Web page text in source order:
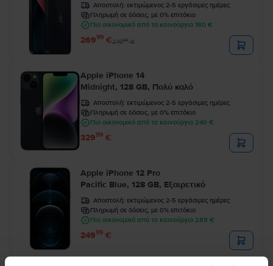
Αποστολή: εκτιμώμενος 2-5 εργάσιμες ημέρες
Πληρωμή σε δόσεις, με 0% επιτόκιο
Πιο οικονομικό από το καινούργιο 180 €
26999 €27999€
Apple iPhone 14
Midnight, 128 GB, Πολύ καλό
Αποστολή: εκτιμώμενος 2-5 εργάσιμες ημέρες
Πληρωμή σε δόσεις, με 0% επιτόκιο
Πιο οικονομικό από το καινούργιο 240 €
32999 €
Apple iPhone 12 Pro
Pacific Blue, 128 GB, Εξαιρετικό
Αποστολή: εκτιμώμενος 2-5 εργάσιμες ημέρες
Πληρωμή σε δόσεις, με 0% επιτόκιο
Πιο οικονομικό από το καινούργιο 289 €
24999 €